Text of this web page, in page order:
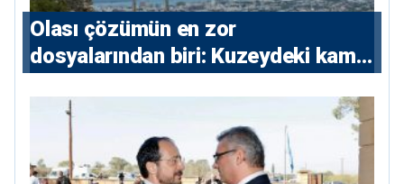
Olası çözümün en zor
dosyalarından biri: Kuzeydeki kamu